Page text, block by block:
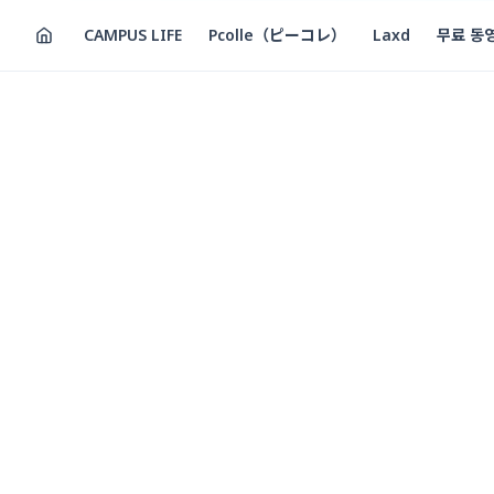
CAMPUS LIFE Pcolle（ピーコレ） Laxd 무료 동